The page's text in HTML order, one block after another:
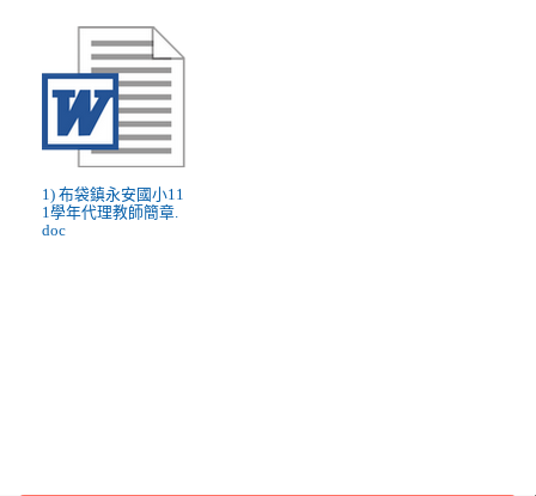
1) 布袋鎮永安國小11
1學年代理教師簡章.
doc